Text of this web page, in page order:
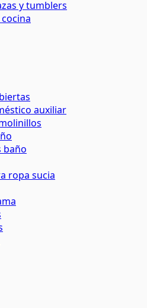
y tumblers
auxiliar
baño
ropa sucia